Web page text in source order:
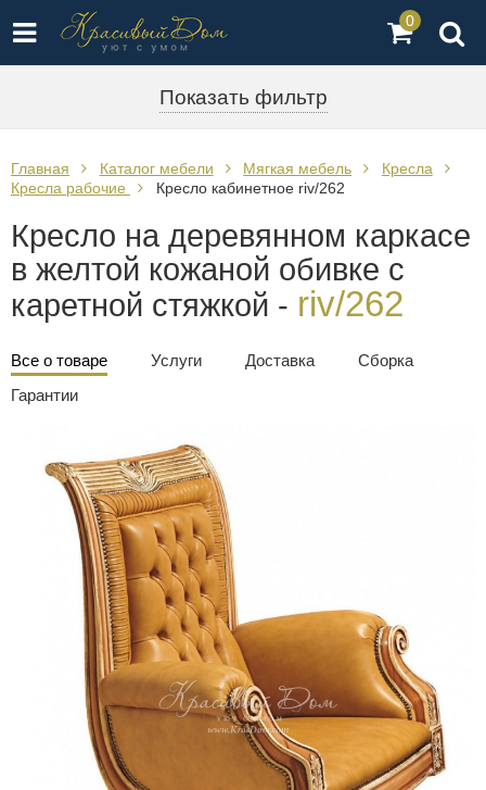
0
Показать фильтр
Главная Каталог мебели Мягкая мебель
Кресла
Кресла рабочие
Кресло кабинетное riv/262
Кресло на деревянном каркасе
в желтой кожаной обивке с
каретной стяжкой - riv/262
Все о товаре Услуги Доставка
Сборка
Гарантии